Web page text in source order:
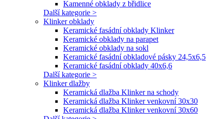
Kamenné obklady z břidlice
Další kategorie >
Klinker obklady
Keramické fasádní obklady Klinker
Keramické obklady na parapet
Keramické obklady na sokl
Keramické fasádní obkladové pásky 24,5x6,5
Keramické fasádní obklady 40x6,6
Další kategorie >
Klinker dlažby
Keramická dlažba Klinker na schody
Keramická dlažba Klinker venkovní 30x30
Keramická dlažba Klinker venkovní 30x60